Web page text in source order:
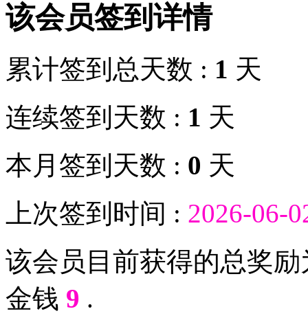
该会员签到详情
累计签到总天数 : 1 天
连续签到天数 : 1 天
本月签到天数 : 0 天
上次签到时间 : 2026-06-
该会员目前获得的总奖
金钱 9 .